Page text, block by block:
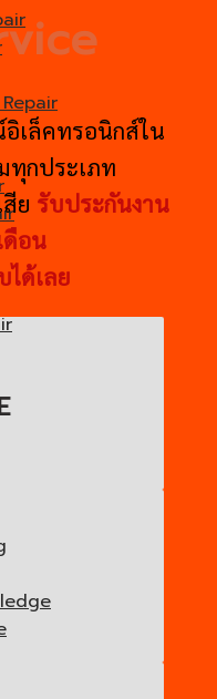
เล็คทรอนิกส์ใน
ทุกประเภท
ย รับประกันงาน
ดือน
ด้เลย